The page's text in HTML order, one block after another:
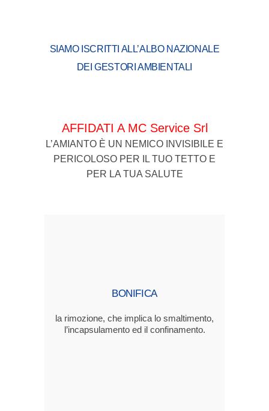
SIAMO ISCRITTI ALL’ALBO NAZIONALE
DEI GESTORI AMBIENTALI
AFFIDATI A MC Service Srl
L’AMIANTO È UN NEMICO INVISIBILE E
PERICOLOSO PER IL TUO TETTO E
PER LA TUA SALUTE
BONIFICA
la rimozione, che implica lo smaltimento,
l’incapsulamento ed il confinamento.